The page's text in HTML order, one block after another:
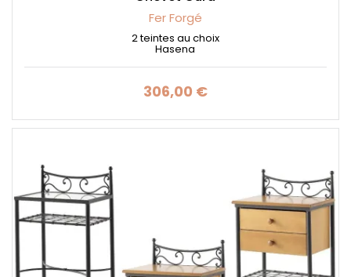
Fer Forgé
2 teintes au choix
Hasena
Prix
306,00 €